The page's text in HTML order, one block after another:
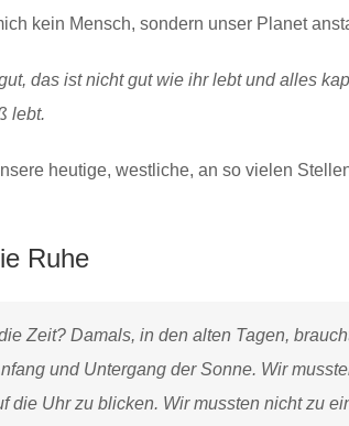
kein Mensch, sondern unser Planet
das ist nicht gut wie ihr lebt und alles
lebt.
heutige, westliche, an so vielen
Ruhe
Zeit? Damals, in den alten Tagen,
und Untergang der Sonne. Wir
die Uhr zu blicken. Wir mussten nicht zu